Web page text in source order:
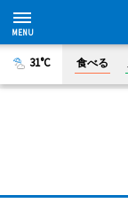
31°C 食べる